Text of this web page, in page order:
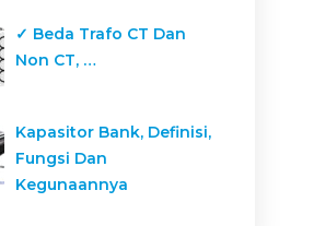
✓ Beda Trafo CT Dan
Non CT, …
Kapasitor Bank, Definisi,
Fungsi Dan
Kegunaannya